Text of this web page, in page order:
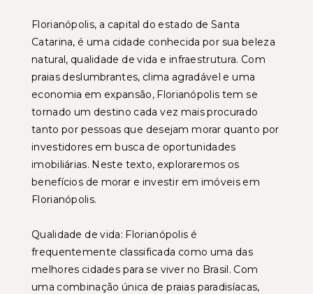
Florianópolis, a capital do estado de Santa
Catarina, é uma cidade conhecida por sua beleza
natural, qualidade de vida e infraestrutura. Com
praias deslumbrantes, clima agradável e uma
economia em expansão, Florianópolis tem se
tornado um destino cada vez mais procurado
tanto por pessoas que desejam morar quanto por
investidores em busca de oportunidades
imobiliárias. Neste texto, exploraremos os
benefícios de morar e investir em imóveis em
Florianópolis.
Qualidade de vida: Florianópolis é
frequentemente classificada como uma das
melhores cidades para se viver no Brasil. Com
uma combinação única de praias paradisíacas,